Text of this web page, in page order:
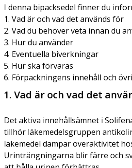
I denna bipacksedel finner du
1. Vad är och vad det används för
2. Vad du behöver veta innan du
3. Hur du använder
4. Eventuella biverkningar
5. Hur ska förvaras
6. Förpackningens innehåll och
1. Vad är och vad det
Det aktiva innehållsämnet i
tillhör läkemedelsgruppen
läkemedel dämpar överaktivitet
Urinträngningarna blir färre och